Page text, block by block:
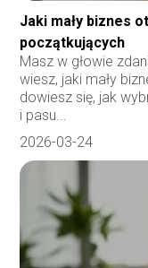
Jaki mały biznes
początkujących
Masz w głowie
wiesz, jaki mały
dowiesz się, jak
i pasu...
2026-03-24